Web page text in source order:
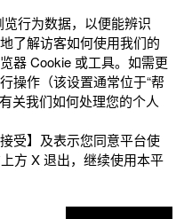
礼想之选
⾏为数据，以便能辨识
了解访客如何使⽤我们的
器 Cookie 或⼯具。如需更
操作（该设置通常位于“帮
关我们如何处理您的个⼈
受】及表示您同意平台使
⽅ X 退出，继续使⽤本平